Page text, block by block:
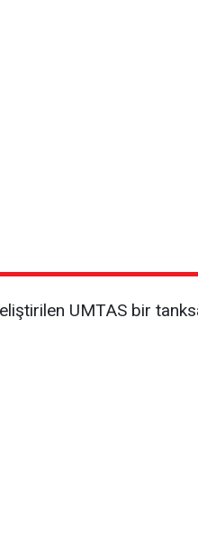
UMTAS bir